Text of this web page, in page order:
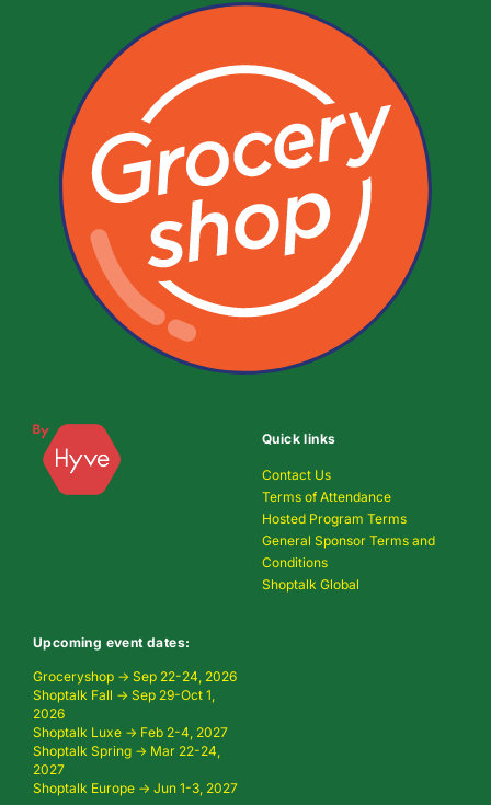
Upcoming event dates:
Groceryshop → Sep 22-24, 2026
Shoptalk Fall → Sep 29-Oct 1,
2026
Shoptalk Luxe → Feb 2-4, 2027
Shoptalk Spring → Mar 22-24,
2027
Shoptalk Europe → Jun 1-3, 2027
Quick links
Contact Us
Terms of Attendance
Hosted Program Terms
General Sponsor Terms and
Conditions
Shoptalk Global